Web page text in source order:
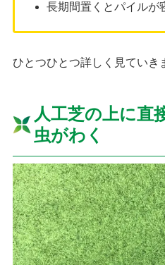
長期間置くとパイルが
ひとつひとつ詳しく見ていき
人工芝の上に直
虫がわく